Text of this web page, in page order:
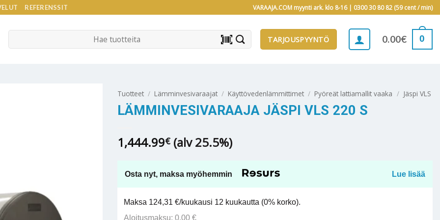
REFERENSSIT VARAAJA.COM myynti ark. klo 8-16 | 0300 30 80 82 (59 cent / min)
barcode_scanner TARJOUSPYYNTÖ 0.00€ 0
Tuotteet / Lämminvesivaraajat / Käyttövedenlämmittimet / Pyöreät lattiamallit vaaka / Jäspi VLS
LÄMMINVESIVARAAJA JÄSPI VLS 220 S
1,444.99€ (alv 25.5%)
Osta nyt, maksa myöhemmin Lue lisää
Maksa 124,31 €/kuukausi 12 kuukautta (0% korko).
Aloitusmaksu: 0,00 €